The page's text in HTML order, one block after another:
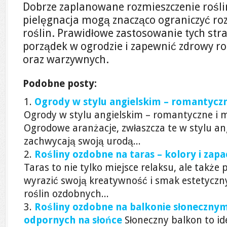
Dobrze zaplanowane rozmieszczenie
pielęgnacja mogą znacząco ograniczyć
roślin. Prawidłowe zastosowanie tych
porządek w ogrodzie i zapewnić zdrowy
oraz warzywnych.
Podobne posty:
Ogrody w stylu angielskim –
Ogrody w stylu angielskim – romantyczne i
Ogrodowe aranżacje, zwłaszcza te w stylu
zachwycają swoją urodą...
Rośliny ozdobne na taras – kolory i
Taras to nie tylko miejsce relaksu, ale także
wyrazić swoją kreatywność i smak
roślin ozdobnych...
Rośliny ozdobne na balkonie
odpornych na słońce Słoneczny balkon to